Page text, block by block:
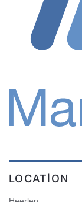
LOCATION